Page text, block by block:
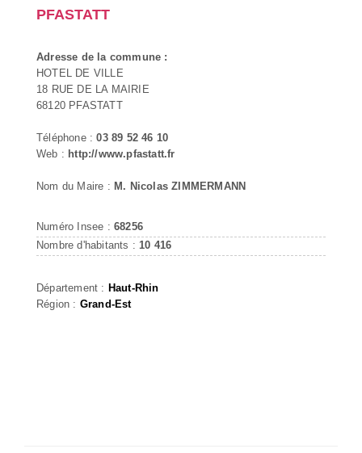
PFASTATT
Adresse de la commune :
HOTEL DE VILLE
18 RUE DE LA MAIRIE
68120 PFASTATT
Téléphone :03 89 52 46 10
Web : http://www.pfastatt.fr
Nom du Maire : M. Nicolas ZIMMERMANN
Numéro Insee : 68256
Nombre d'habitants : 10 416
Département : Haut-Rhin
Région : Grand-Est